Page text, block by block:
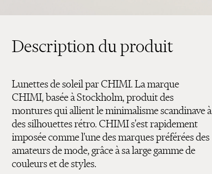
Description du produit
Lunettes de soleil par CHIMI. La marque
CHIMI, basée à Stockholm, produit des
montures qui allient le minimalisme scandinave à
des silhouettes rétro. CHIMI s'est rapidement
imposée comme l'une des marques préférées des
amateurs de mode, grâce à sa large gamme de
couleurs et de styles.